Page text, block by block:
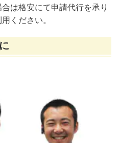
は格安にて申請代行を承り
ください。